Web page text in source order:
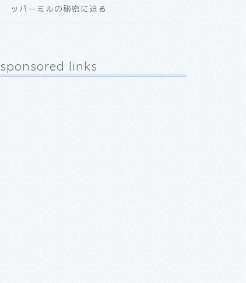
ッパーミルの秘密に迫る
sponsored links